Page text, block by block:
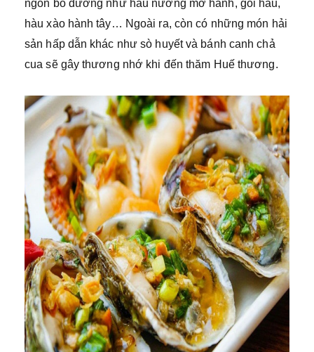
ngon bổ dưỡng như hàu nướng mỡ hành, gỏi hàu,
hàu xào hành tây… Ngoài ra, còn có những món hải
sản hấp dẫn khác như sò huyết và bánh canh chả
cua sẽ gây thương nhớ khi đến thăm Huế thương.